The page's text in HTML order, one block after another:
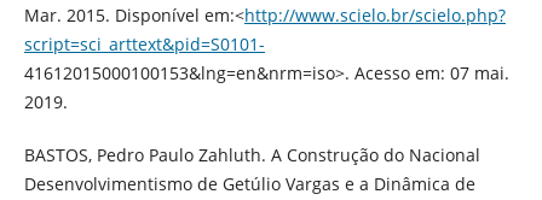
Mar. 2015. Disponível em:<http://www.scielo.br/scielo.php?
script=sci_arttext&pid=S0101-
41612015000100153&lng=en&nrm=iso>. Acesso em: 07 mai.
2019.
BASTOS, Pedro Paulo Zahluth. A Construção do Nacional
Desenvolvimentismo de Getúlio Vargas e a Dinâmica de